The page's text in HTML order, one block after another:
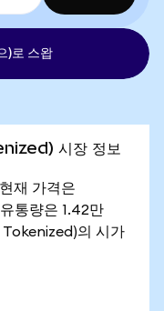
)로 스왑
시장 정보
재 가격은
통량은 1.42만
의 시가